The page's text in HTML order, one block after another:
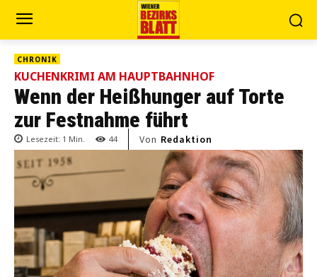
CHRONIK
KUCHENKRIMI AM HAUPTBAHNHOF
Wenn der Heißhunger auf Torte
zur Festnahme führt
Lesezeit: 1 Min. 44 Von Redaktion